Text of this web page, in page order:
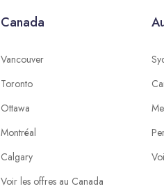
Canada
Vancouver
Toronto
Ottawa
Montréal
Calgary
Voir les offres au Canada